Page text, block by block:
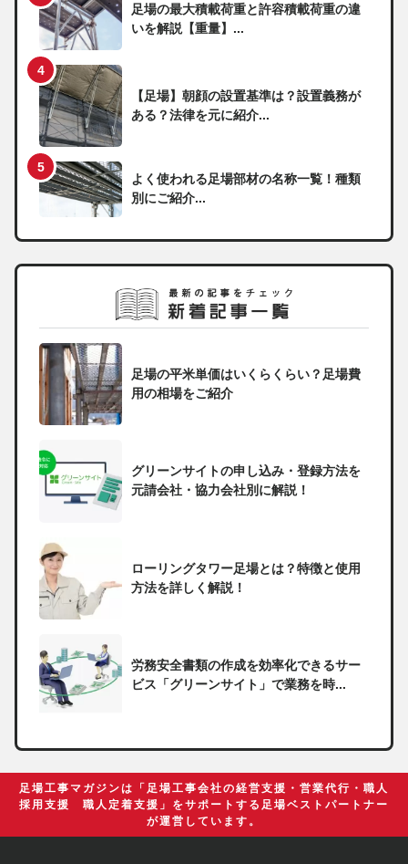
足場の最大積載荷重と許容積載荷重の違
いを解説【重量】...
【足場】朝顔の設置基準は？設置義務が
ある？法律を元に紹介...
よく使われる足場部材の名称一覧！種類
別にご紹介...
足場の平米単価はいくらくらい？足場費
用の相場をご紹介
グリーンサイトの申し込み・登録方法を
元請会社・協力会社別に解説！
ローリングタワー足場とは？特徴と使用
方法を詳しく解説！
労務安全書類の作成を効率化できるサー
ビス「グリーンサイト」で業務を時...
届いたらどうしたらいい？
足場工事マガジンは「足場工事会社の経営支援・営業代行・職人
採用支援 職人定着支援」をサポートする足場ベストパートナー
が運営しています。